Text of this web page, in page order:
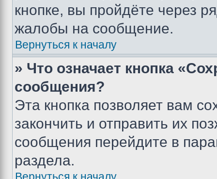
кнопке, вы пройдёте через
жалобы на сообщение.
Вернуться к началу
» Что означает кнопка
сообщения?
Эта кнопка позволяет вам
закончить и отправить их
сообщения перейдите в
раздела.